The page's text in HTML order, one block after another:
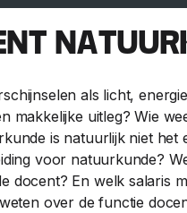
als licht,
makkelijke uitleg? Wie
is natuurlijk niet het
voor natuurkunde?
docent? En welk salaris
over de functie